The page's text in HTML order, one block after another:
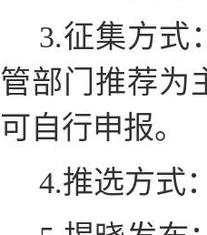
3.征集方式
管部门推荐为
可自行申报。
4.推选方式